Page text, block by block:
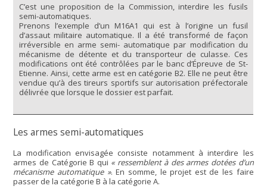
C’est une proposition de la Commission, interdire les fusils
semi-automatiques.
Prenons l’exemple d’un M16A1 qui est à l’origine un fusil
d’assaut militaire automatique. Il a été transformé de façon
irréversible en arme semi- automatique par modification du
mécanisme de détente et du transporteur de culasse. Ces
modifications ont été contrôlées par le banc d’Épreuve de St-
Etienne. Ainsi, cette arme est en catégorie B2. Elle ne peut être
vendue qu’à des tireurs sportifs sur autorisation préfectorale
délivrée que lorsque le dossier est parfait.
Les armes semi-automatiques
La modification envisagée consiste notamment à interdire les
armes de Catégorie B qui « ressemblent à des armes dotées d’un
mécanisme automatique ». En somme, le projet est de les faire
passer de la catégorie B à la catégorie A.